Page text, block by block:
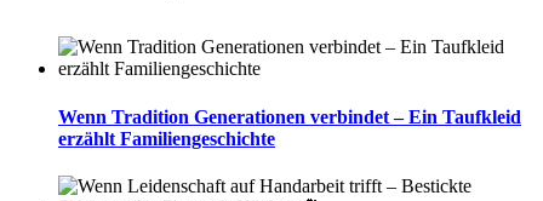
Wenn Tradition Generationen verbindet – Ein Taufkleid
erzählt Familiengeschichte